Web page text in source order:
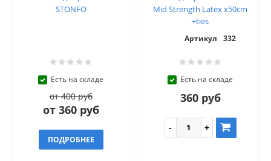
STONFO
Есть на складе
от 400 руб
от 360 руб
ПОДРОБНЕЕ
Mid Strength Latex x50cm
+ties
Артикул 332
Есть на складе
360 руб